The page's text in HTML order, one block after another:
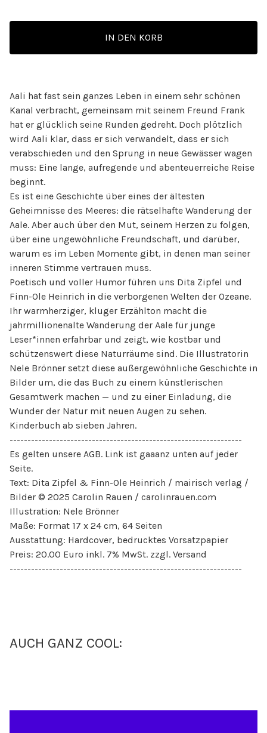
IN DEN KORB
Aali hat fast sein ganzes Leben in einem sehr schönen
Kanal verbracht, gemeinsam mit seinem Freund Frank
hat er glücklich seine Runden gedreht. Doch plötzlich
wird Aali klar, dass er sich verwandelt, dass er sich
verabschieden und den Sprung in neue Gewässer wagen
muss: Eine lange, aufregende und abenteuerreiche Reise
beginnt.
Es ist eine Geschichte über eines der ältesten
Geheimnisse des Meeres: die rätselhafte Wanderung der
Aale. Aber auch über den Mut, seinem Herzen zu folgen,
über eine ungewöhnliche Freundschaft, und darüber,
warum es im Leben Momente gibt, in denen man seiner
inneren Stimme vertrauen muss.
Poetisch und voller Humor führen uns Dita Zipfel und
Finn-Ole Heinrich in die verborgenen Welten der Ozeane.
Ihr warmherziger, kluger Erzählton macht die
jahrmillionenalte Wanderung der Aale für junge
Leser*innen erfahrbar und zeigt, wie kostbar und
schützenswert diese Naturräume sind. Die Illustratorin
Nele Brönner setzt diese außergewöhnliche Geschichte in
Bilder um, die das Buch zu einem künstlerischen
Gesamtwerk machen — und zu einer Einladung, die
Wunder der Natur mit neuen Augen zu sehen.
Kinderbuch ab sieben Jahren.
-----------------------------------------------------------------
Es gelten unsere AGB. Link ist gaaanz unten auf jeder
Seite.
Text: Dita Zipfel & Finn-Ole Heinrich / mairisch verlag /
Bilder © 2025 Carolin Rauen / carolinrauen.com
Illustration: Nele Brönner
Maße: Format 17 x 24 cm, 64 Seiten
Ausstattung: Hardcover, bedrucktes Vorsatzpapier
Preis: 20.00 Euro inkl. 7% MwSt. zzgl. Versand
-----------------------------------------------------------------
AUCH GANZ COOL: